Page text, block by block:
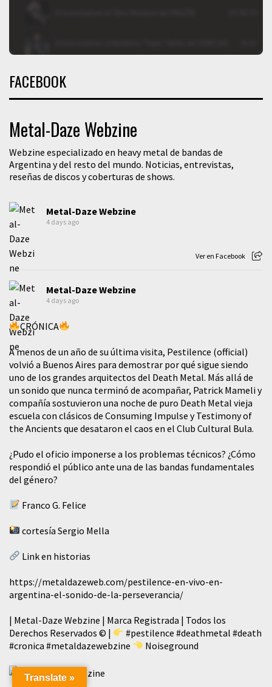
FACEBOOK
Metal-Daze Webzine
Webzine especializado en heavy metal de bandas de
Argentina y del resto del mundo. Noticias, entrevistas,
reseñas de discos y coberturas de shows.
Metal-Daze Webzine
4 days ago
Ver en Facebook
Metal-Daze Webzine
4 days ago
CRÓNICA
A menos de un año de su última visita, Pestilence (official)
volvió a Buenos Aires para demostrar por qué sigue siendo
uno de los grandes arquitectos del Death Metal. Más allá de
un sonido que nunca terminó de acompañar, Patrick Mameli y
compañía sostuvieron una noche de puro Death Metal vieja
escuela con clásicos de Consuming Impulse y Testimony of
the Ancients que desataron el caos en el Club Cultural Bula.
¿Pudo el oficio imponerse a los problemas técnicos? ¿Cómo
respondió el público ante una de las bandas fundamentales
del género?
Franco G. Felice
cortesía Sergio Mella
Link en historias
https://metaldazeweb.com/pestilence-en-vivo-en-
argentina-el-sonido-de-la-perseverancia/
| Metal-Daze Webzine | Marca Registrada | Todos los
Derechos Reservados © |
#pestilence #deathmetal #death
#cronica #metaldazewebzine Noiseground
Translate »